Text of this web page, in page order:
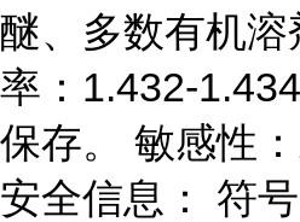
醚、多数有机溶
率：1.432-
保存。 敏感性
安全信息： 符